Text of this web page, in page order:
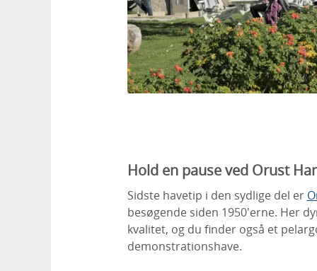
Hold en pause ved Orust
Sidste havetip i den sydlige del er
besøgende siden 1950'erne. Her
kvalitet, og du finder også et
demonstrationshave.